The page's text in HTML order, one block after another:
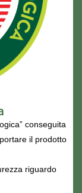
conseguita
il prodotto
riguardo